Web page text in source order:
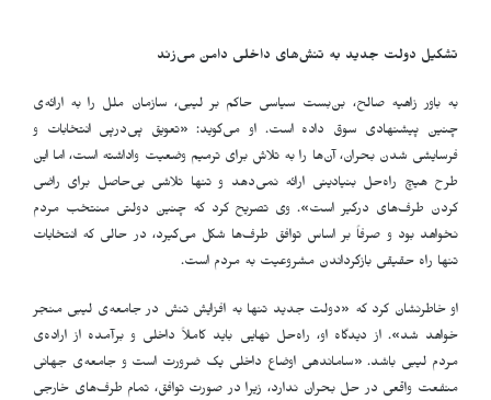
تشکیل دولت جدید به تنش‌های داخلی دامن می‌زند
به باور زاهیه صالح، بن‌بست سیاسی حاکم بر لیبی، سازمان ملل را به ارائه‌ی
چنین پیشنهادی سوق داده است. او می‌گوید: «تعویق پی‌در‌پی انتخابات و
فرسایشی شدن بحران، آن‌ها را به تلاش برای ترمیم وضعیت واداشته است، اما این
طرح هیچ راه‌حل بنیادینی ارائه نمی‌دهد و تنها تلاشی بی‌حاصل برای راضی
کردن طرف‌های درگیر است». وی تصریح کرد که چنین دولتی منتخب مردم
نخواهد بود و صرفاً بر اساس توافق طرف‌ها شکل می‌گیرد، در حالی که انتخابات
تنها راه حقیقی بازگرداندن مشروعیت به مردم است.
او خاطرنشان کرد که «دولت جدید تنها به افزایش تنش در جامعه‌ی لیبی منجر
خواهد شد». از دیدگاه او، راه‌حل نهایی باید کاملاً داخلی و برآمده از اراده‌ی
مردم لیبی باشد. «ساماندهی اوضاع داخلی یک ضرورت است و جامعه‌ی جهانی
منفعت واقعی در حل بحران ندارد، زیرا در صورت توافق، تمام طرف‌های خارجی